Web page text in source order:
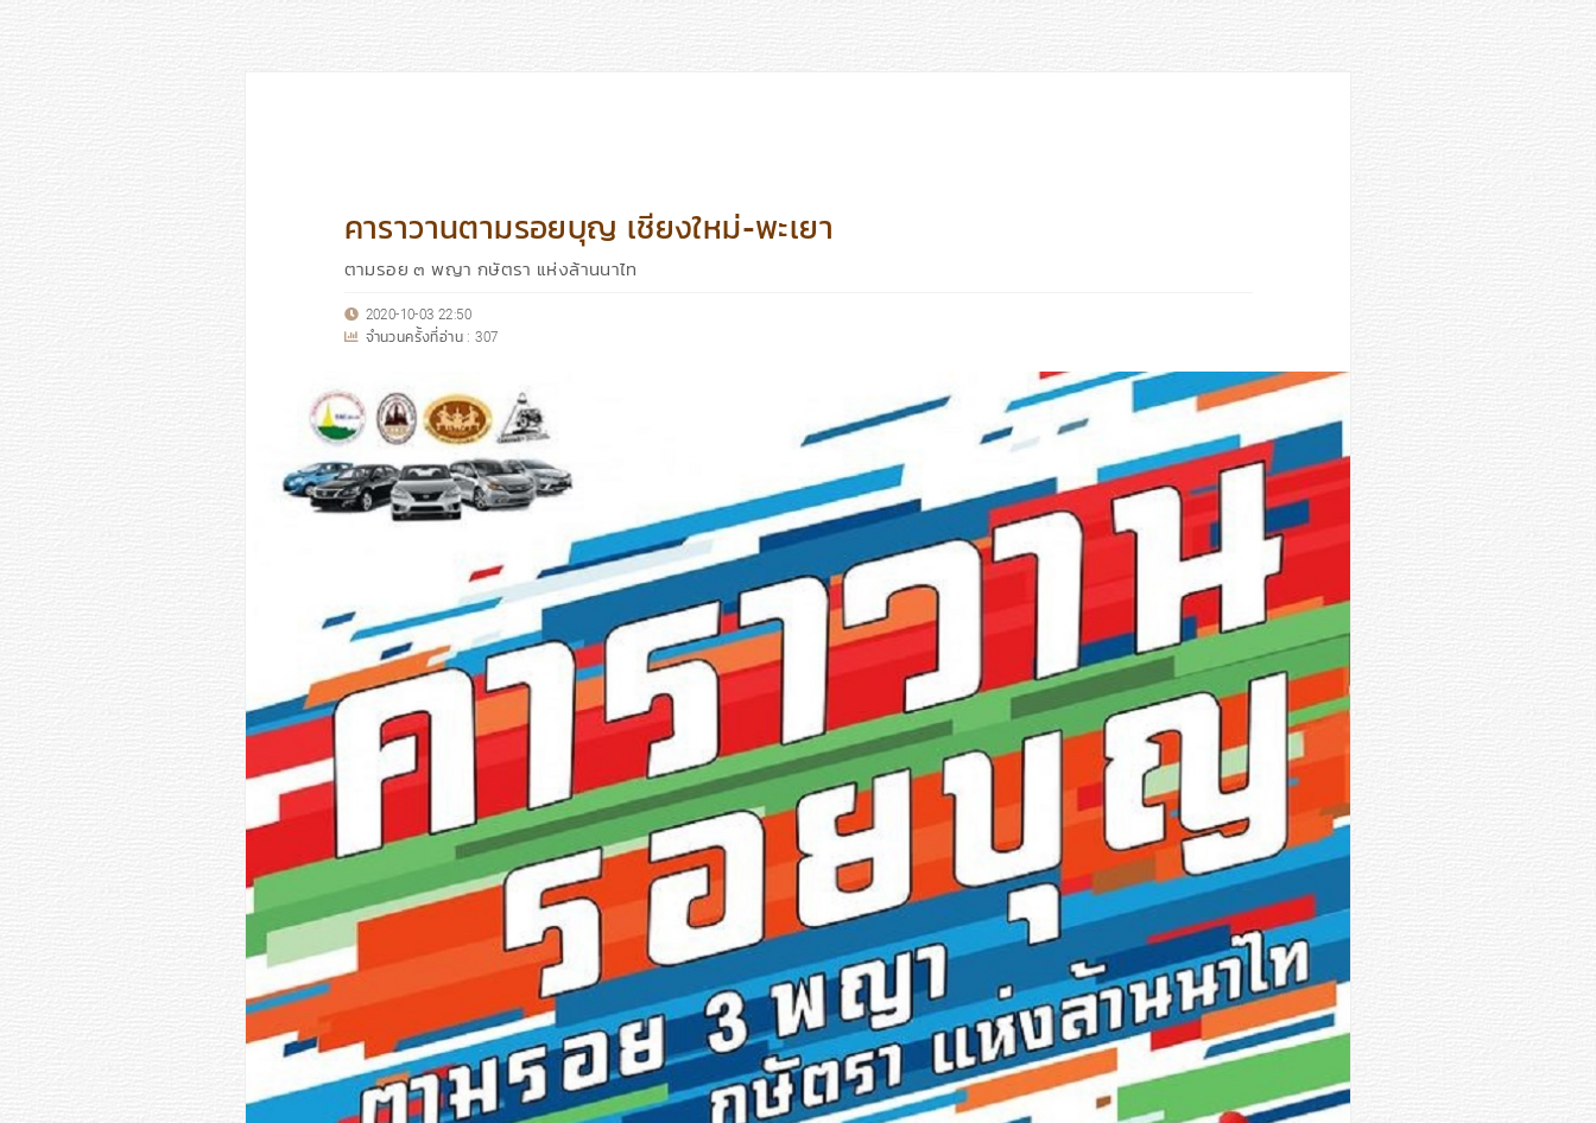
คาราวานตามรอยบุญ เชียงใหม่-พะเยา
ตามรอย ๓ พญา กษัตรา แห่งล้านนาไท
2020-10-03 22:50
จำนวนครั้งที่อ่าน :307